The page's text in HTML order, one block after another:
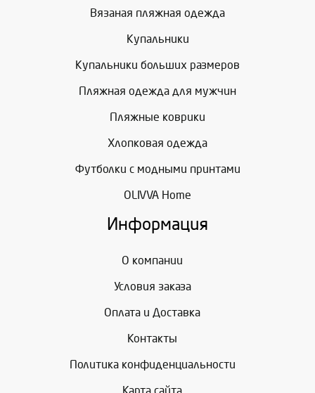
Вязаная пляжная одежда
Купальники
Купальники больших размеров
Пляжная одежда для мужчин
Пляжные коврики
Хлопковая одежда
Футболки с модными принтами
OLIVVA Home
Информация
О компании
Условия заказа
Оплата и Доставка
Контакты
Политика конфиденциальности